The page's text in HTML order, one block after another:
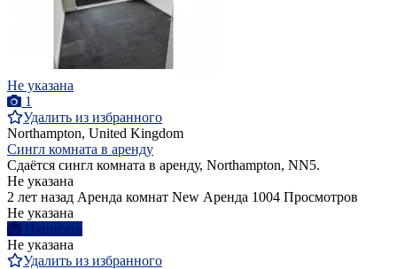
Не указана
1
Удалить из избранного
Northampton, United Kingdom
Сингл комната в аренду
Сдаётся сингл комната в аренду, Northampton, NN5.
Не указана
2 лет назад Аренда комнат New Аренда 1004 Просмотров
Не указана
Написать
Не указана
Удалить из избранного